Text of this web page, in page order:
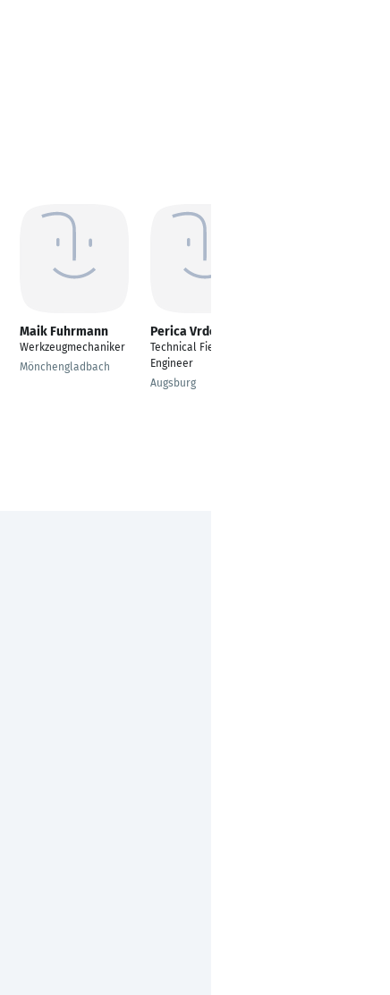
Maik Fuhrmann
Werkzeugmechaniker
Mönchengladbach
Perica Vrdoljak
Technical Field
Engineer
Augsburg